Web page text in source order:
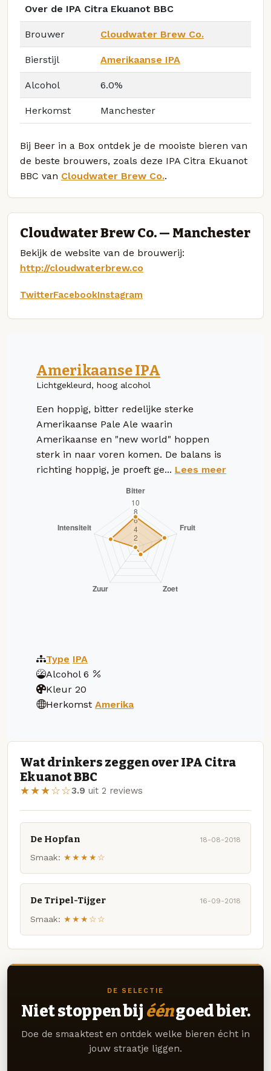
Over de IPA Citra Ekuanot BBC
Brouwer Cloudwater Brew Co.
Bierstijl Amerikaanse IPA
Alcohol 6.0%
Herkomst Manchester
Bij Beer in a Box ontdek je de mooiste bieren van
de beste brouwers, zoals deze IPA Citra Ekuanot
BBC van Cloudwater Brew Co..
Cloudwater Brew Co. — Manchester
Bekijk de website van de brouwerij:
http://cloudwaterbrew.co
TwitterFacebookInstagram
Amerikaanse IPA
Lichtgekleurd, hoog alcohol
Een hoppig, bitter redelijke sterke
Amerikaanse Pale Ale waarin
Amerikaanse en "new world" hoppen
sterk in naar voren komen. De balans is
richting hoppig, je proeft ge... Lees meer
Type IPA
Alcohol 6
Kleur 20
Herkomst Amerika
Wat drinkers zeggen over IPA Citra
Ekuanot BBC
★★★☆☆3.9 uit 2 reviews
De Hopfan 18-08-2018
Smaak: ★★★★☆
De Tripel-Tijger 16-09-2018
Smaak: ★★★☆☆
DE SELECTIE
Niet stoppen bij ééngoed bier.
Doe de smaaktest en ontdek welke bieren écht in
jouw straatje liggen.